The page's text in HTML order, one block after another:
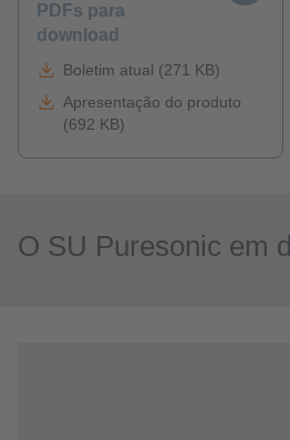
PDFs para
download
Boletim atual (271 KB)
Apresentação do produto
(692 KB)
O SU Puresonic em